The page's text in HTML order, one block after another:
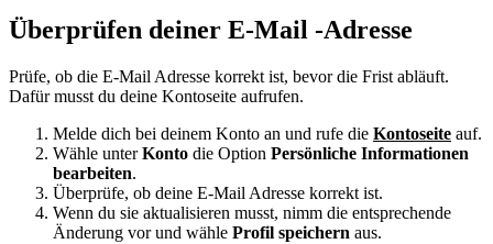
Überprüfen deiner E-Mail -Adresse
Prüfe, ob die E-Mail Adresse korrekt ist, bevor die Frist abläuft.
Dafür musst du deine Kontoseite aufrufen.
Melde dich bei deinem Konto an und rufe die Kontoseite auf.
Wähle unterKonto die Option Persönliche Informationen
bearbeiten.
Überprüfe, ob deine E-Mail Adresse korrekt ist.
Wenn du sie aktualisieren musst, nimm die entsprechende
Änderung vor und wähle Profil speichern aus.